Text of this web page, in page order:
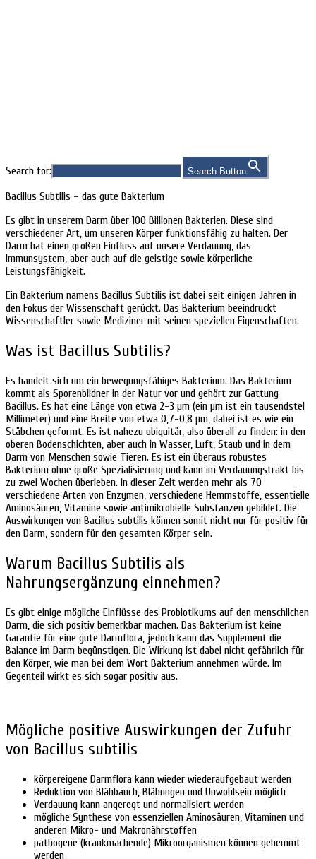
Search for: Search Button
Bacillus Subtilis – das gute Bakterium
Es gibt in unserem Darm über 100 Billionen Bakterien. Diese sind
verschiedener Art, um unseren Körper funktionsfähig zu halten. Der
Darm hat einen großen Einfluss auf unsere Verdauung, das
Immunsystem, aber auch auf die geistige sowie körperliche
Leistungsfähigkeit.
Ein Bakterium namens Bacillus Subtilis ist dabei seit einigen Jahren in
den Fokus der Wissenschaft gerückt. Das Bakterium beeindruckt
Wissenschaftler sowie Mediziner mit seinen speziellen Eigenschaften.
Was ist Bacillus Subtilis?
Es handelt sich um ein bewegungsfähiges Bakterium. Das Bakterium
kommt als Sporenbildner in der Natur vor und gehört zur Gattung
Bacillus. Es hat eine Länge von etwa 2-3 µm (ein µm ist ein tausendstel
Millimeter) und eine Breite von etwa 0,7-0,8 µm, dabei ist es wie ein
Stäbchen geformt. Es ist nahezu ubiquitär, also überall zu finden: in den
oberen Bodenschichten, aber auch in Wasser, Luft, Staub und in dem
Darm von Menschen sowie Tieren. Es ist ein überaus robustes
Bakterium ohne große Spezialisierung und kann im Verdauungstrakt bis
zu zwei Wochen überleben. In dieser Zeit werden mehr als 70
verschiedene Arten von Enzymen, verschiedene Hemmstoffe, essentielle
Aminosäuren, Vitamine sowie antimikrobielle Substanzen gebildet. Die
Auswirkungen von Bacillus subtilis können somit nicht nur für positiv für
den Darm, sondern für den gesamten Körper sein.
Warum Bacillus Subtilis als
Nahrungsergänzung einnehmen?
Es gibt einige mögliche Einflüsse des Probiotikums auf den menschlichen
Darm, die sich positiv bemerkbar machen. Das Bakterium ist keine
Garantie für eine gute Darmflora, jedoch kann das Supplement die
Balance im Darm begünstigen. Die Wirkung ist dabei nicht gefährlich für
den Körper, wie man bei dem Wort Bakterium annehmen würde. Im
Gegenteil wirkt es sich sogar positiv aus.
Mögliche positive Auswirkungen der Zufuhr
von Bacillus subtilis
körpereigene Darmflora kann wieder wiederaufgebaut werden
Reduktion von Blähbauch, Blähungen und Unwohlsein möglich
Verdauung kann angeregt und normalisiert werden
mögliche Synthese von essenziellen Aminosäuren, Vitaminen und
anderen Mikro- und Makronährstoffen
pathogene (krankmachende) Mikroorganismen können gehemmt
werden